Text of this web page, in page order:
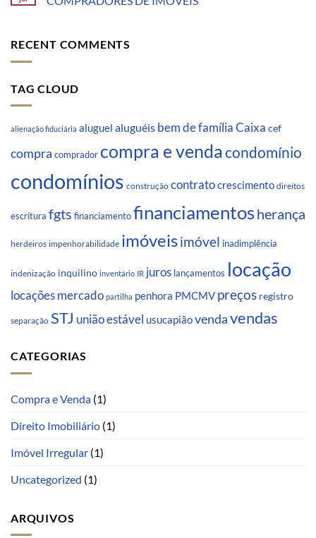
RECENT COMMENTS
TAG CLOUD
alienação fiduciária aluguel aluguéis bem de família Caixa cef
compra comprador compra e vendacondomínio
condomínios construção contratocrescimento direitos
escritura fgts financiamentofinanciamentosherança
herdeiros impenhorabilidade imóveisimóvel inadimplência
indenização inquilino inventário IR juros lançamentos locação
locações mercado partilha penhora PMCMV preços registro
separação STJ união estável usucapiãovendavendas
CATEGORIAS
Compra e Venda (1)
Direito Imobiliário (1)
Imóvel Irregular (1)
Uncategorized (1)
ARQUIVOS